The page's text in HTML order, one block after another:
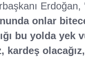
Erdoğan,
onlar
bu yolda yek
kardeş